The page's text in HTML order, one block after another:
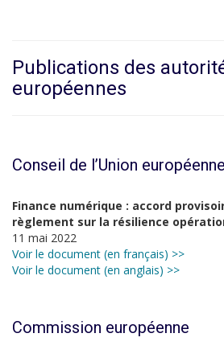
Publications des
européennes
Conseil de l’Union européenne
Finance numérique : accord
règlement sur la résilience
11 mai 2022
Voir le document (en français) >>
Voir le document (en anglais) >>
Commission européenne